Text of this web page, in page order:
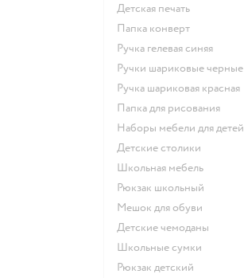
Детская печать
Папка конверт
Ручка гелевая синяя
Ручки шариковые черные
Ручка шариковая красная
Папка для рисования
Наборы мебели для детей
Детские столики
Школьная мебель
Рюкзак школьный
Мешок для обуви
Детские чемоданы
Школьные сумки
Рюкзак детский